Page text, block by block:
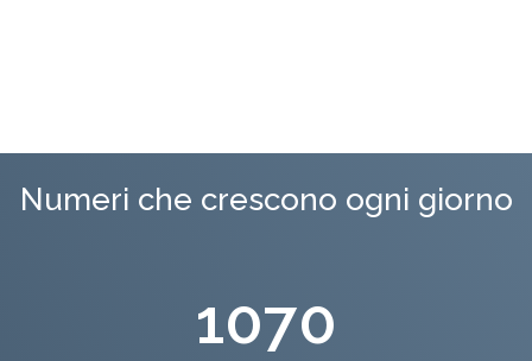
Numeri che crescono ogni giorno
1070